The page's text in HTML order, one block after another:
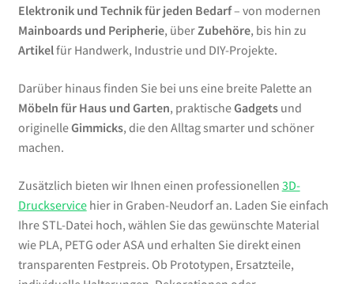
Elektronik und Technik für jeden Bedarf– von modernen
Mainboards und Peripherie, überZubehöre, bis hin zu
Artikelfür Handwerk, Industrie und DIY-Projekte.
Darüber hinaus finden Sie bei uns eine breite Palette an
Möbeln für Haus und Garten, praktischeGadgetsund
originelleGimmicks, die den Alltag smarter und schöner
machen.
Zusätzlich bieten wir Ihnen einen professionellen 3D-
Druckservicehier in Graben-Neudorf an. Laden Sie einfach
Ihre STL-Datei hoch, wählen Sie das gewünschte Material
wie PLA, PETG oder ASA und erhalten Sie direkt einen
transparenten Festpreis. Ob Prototypen, Ersatzteile,